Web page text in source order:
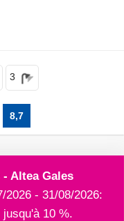
3
8,7
Altea Gales
2026 - 31/08/2026:
10 %.